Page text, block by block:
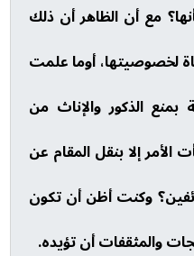
مع أن الظاهر أن ذلك
لخصوصيتها، أوما علمت
الذكور والإناث من
الأمر إلا بنقل المقام عن
وكنت أظن أن تكون
والمثقفات أن تؤيده.